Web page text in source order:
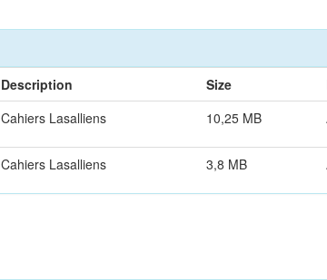
Description Size
Cahiers Lasalliens 10,25 MB
Cahiers Lasalliens 3,8 MB